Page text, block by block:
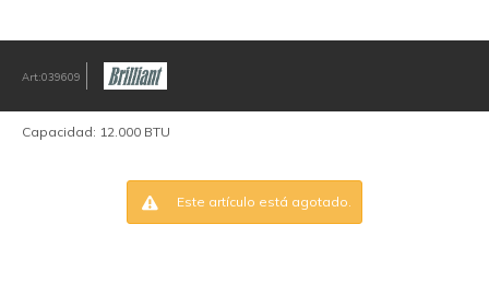
039609
Capacidad: 12.000 BTU
Este artículo está agotado.